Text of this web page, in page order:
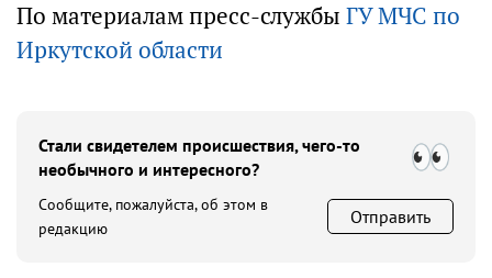
По материалам пресс-службы ГУ МЧС по
Иркутской области
Стали свидетелем происшествия, чего-то
необычного и интересного?
Сообщите, пожалуйста, об этом в
редакцию
Отправить